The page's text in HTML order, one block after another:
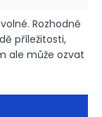
Rozhodně
příležitosti,
ale může ozvat